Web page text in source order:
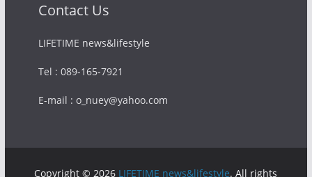
Contact Us
LIFETIME news&lifestyle
Tel : 089-165-7921
E-mail : o_nuey@yahoo.com
Copyright © 2026 LIFETIME news&lifestyle. All rights